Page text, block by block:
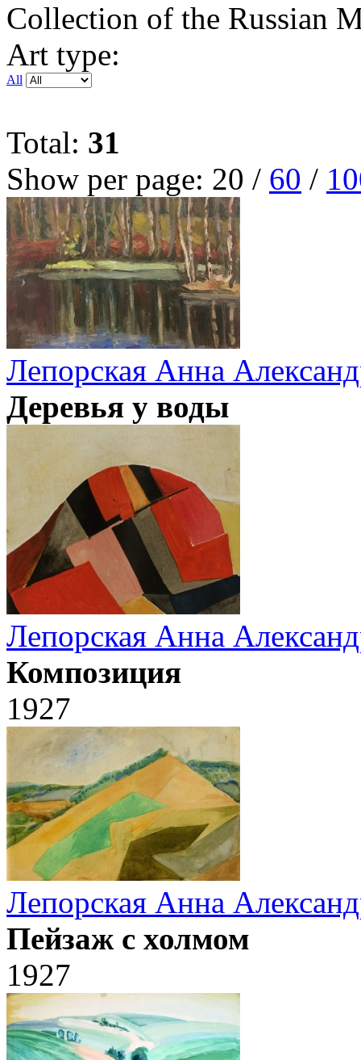
Collection of the Russian
Art type:
All
Total: 31
Show per page: 20 / 60 /
Лепорская Анна
Деревья у воды
Лепорская Анна
Композиция
1927
Лепорская Анна
Пейзаж с холмом
1927